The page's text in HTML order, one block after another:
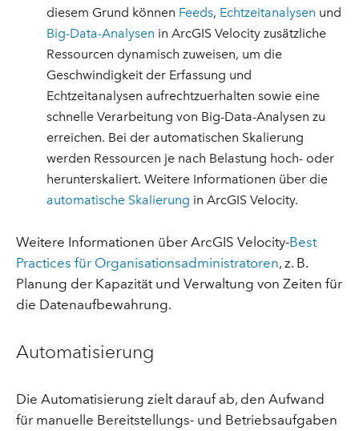
diesem Grund können Feeds, Echtzeitanalysen und
Big-Data-Analysen in ArcGIS Velocity zusätzliche
Ressourcen dynamisch zuweisen, um die
Geschwindigkeit der Erfassung und
Echtzeitanalysen aufrechtzuerhalten sowie eine
schnelle Verarbeitung von Big-Data-Analysen zu
erreichen. Bei der automatischen Skalierung
werden Ressourcen je nach Belastung hoch- oder
herunterskaliert. Weitere Informationen über die
automatische Skalierung in ArcGIS Velocity.
Weitere Informationen über ArcGIS Velocity-Best
Practices für Organisationsadministratoren, z. B.
Planung der Kapazität und Verwaltung von Zeiten für
die Datenaufbewahrung.
Automatisierung
Die Automatisierung zielt darauf ab, den Aufwand
für manuelle Bereitstellungs- und Betriebsaufgaben